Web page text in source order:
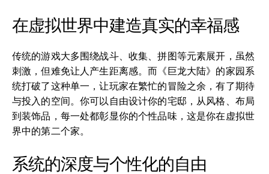
在虚拟世界中建造真实的幸福感
传统的游戏大多围绕战斗、收集、拼图等元素展开，虽然
刺激，但难免让人产生距离感。而《巨龙大陆》的家园系
统打破了这种单一，让玩家在繁忙的冒险之余，有了期待
与投入的空间。你可以自由设计你的宅邸，从风格、布局
到装饰品，每一处都彰显你的个性品味，这是你在虚拟世
界中的第二个家。
系统的深度与个性化的自由